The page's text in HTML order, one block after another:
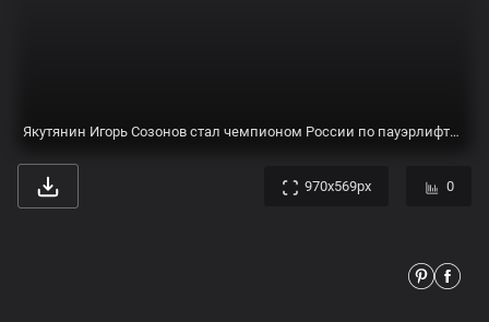
Якутянин Игорь Созонов стал чемпионом России по пауэрлифтингу - Информационный портал Yk24/Як24
970x569px 0